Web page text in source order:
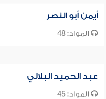
أيمن أبو النصر
المواد: 48
عبد الحميد البلالي
المواد: 45